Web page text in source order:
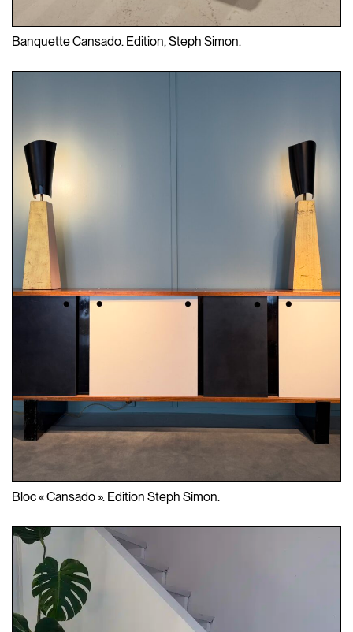
Banquette Cansado. Edition, Steph Simon.
Bloc « Cansado ». Edition Steph Simon.